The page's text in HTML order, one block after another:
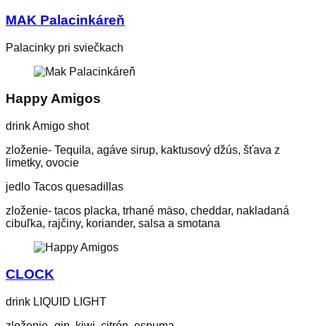
MAK Palacinkáreň
Palacinky pri sviečkach
Happy Amigos
drink Amigo shot
zloženie- Tequila, agáve sirup, kaktusový džús, šťava z
limetky, ovocie
jedlo Tacos quesadillas
zloženie- tacos placka, trhané mäso, cheddar, nakladaná
cibuľka, rajčiny, koriander, salsa a smotana
CLOCK
drink LIQUID LIGHT